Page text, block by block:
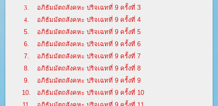
3.
อภิธัมมัตถสังคหะ ปริจเฉทที่ 9 ครั้งที่ 3
4.
อภิธัมมัตถสังคหะ ปริจเฉทที่ 9 ครั้งที่ 4
5.
อภิธัมมัตถสังคหะ ปริจเฉทที่ 9 ครั้งที่ 5
6.
อภิธัมมัตถสังคหะ ปริจเฉทที่ 9 ครั้งที่ 6
7.
อภิธัมมัตถสังคหะ ปริจเฉทที่ 9 ครั้งที่ 7
8.
อภิธัมมัตถสังคหะ ปริจเฉทที่ 9 ครั้งที่ 8
9.
อภิธัมมัตถสังคหะ ปริจเฉทที่ 9 ครั้งที่ 9
10.
อภิธัมมัตถสังคหะ ปริจเฉทที่ 9 ครั้งที่ 10